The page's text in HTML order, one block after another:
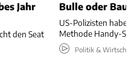
Jahr
den Seat
Bulle oder
US-Polizisten haben
Methode Handy-
Politik & Wirtschaft